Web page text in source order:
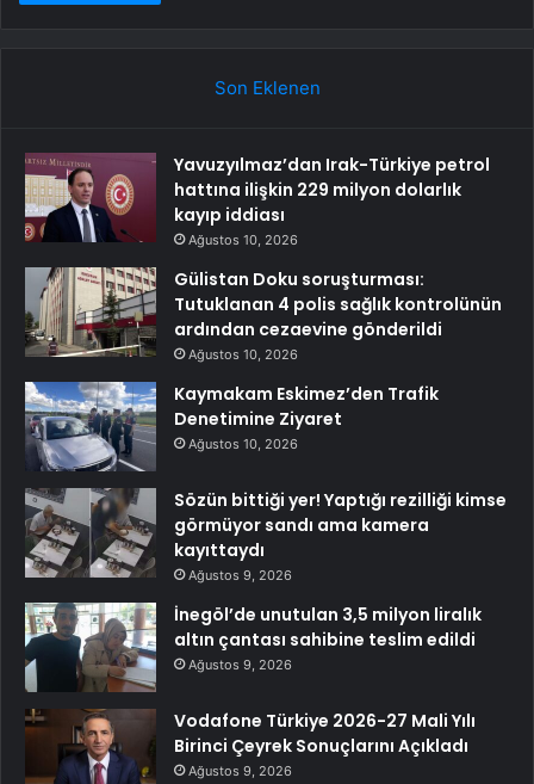
Son Eklenen
Yavuzyılmaz’dan Irak-Türkiye petrol
hattına ilişkin 229 milyon dolarlık
kayıp iddiası
Ağustos 10, 2026
Gülistan Doku soruşturması:
Tutuklanan 4 polis sağlık kontrolünün
ardından cezaevine gönderildi
Ağustos 10, 2026
Kaymakam Eskimez’den Trafik
Denetimine Ziyaret
Ağustos 10, 2026
Sözün bittiği yer! Yaptığı rezilliği kimse
görmüyor sandı ama kamera
kayıttaydı
Ağustos 9, 2026
İnegöl’de unutulan 3,5 milyon liralık
altın çantası sahibine teslim edildi
Ağustos 9, 2026
Vodafone Türkiye 2026-27 Mali Yılı
Birinci Çeyrek Sonuçlarını Açıkladı
Ağustos 9, 2026